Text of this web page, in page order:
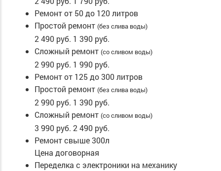
Ремонт от 50 до 120 литров
Простой ремонт (без слива воды)
2 490 руб. 1 390 руб.
Сложный ремонт (со сливом воды)
2 990 руб. 1 990 руб.
Ремонт от 125 до 300 литров
Простой ремонт (без слива воды)
2 990 руб. 1 390 руб.
Сложный ремонт (со сливом воды)
3 990 руб. 2 490 руб.
Ремонт свыше 300л
Цена договорная
Переделка с электроники на механику